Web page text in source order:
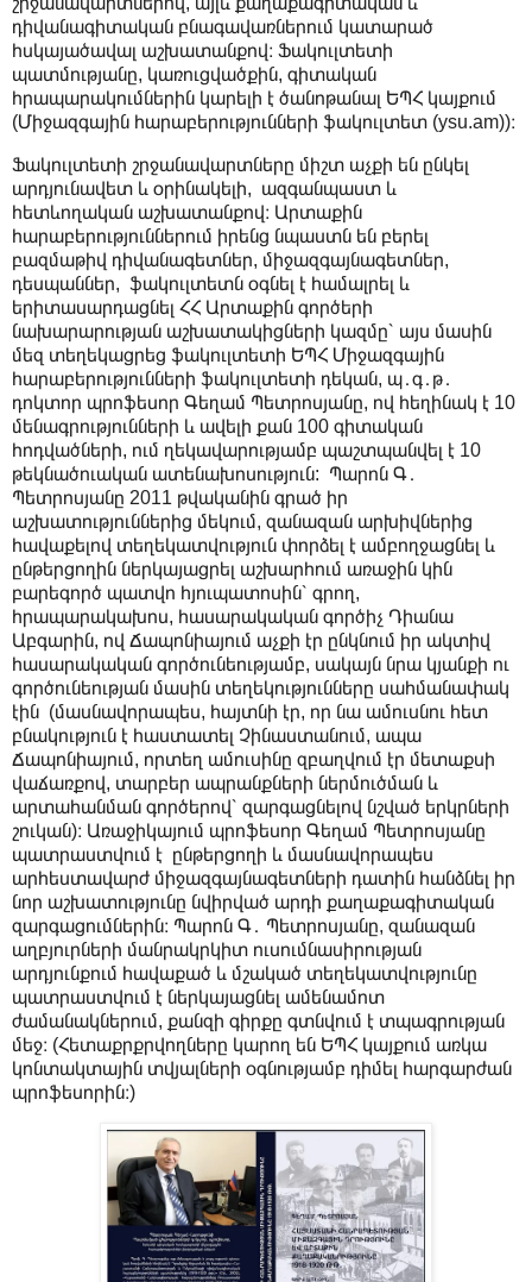
դիվանագիտական բնագավառներում կատարած
հսկայածավալ աշխատանքով։ Ֆակուլտետի
պատմությանը, կառուցվածքին, գիտական
հրապարակումներին կարելի է ծանոթանալ ԵՊՀ կայքում
(Միջազգային հարաբերությունների ֆակուլտետ (ysu.am))։
Ֆակուլտետի շրջանավարտները միշտ աչքի են ընկել
արդյունավետ և օրինակելի, ազգանպաստ և
հետևողական աշխատանքով։ Արտաքին
հարաբերություններում իրենց նպաստն են բերել
բազմաթիվ դիվանագետներ, միջազգայնագետներ,
դեսպաններ, ֆակուլտետն օգնել է համալրել և
երիտասարդացնել ՀՀ Արտաքին գործերի
նախարարության աշխատակիցների կազմը՝ այս մասին
մեզ տեղեկացրեց ֆակուլտետի ԵՊՀ Միջազգային
հարաբերությունների ֆակուլտետի դեկան, պ․գ․թ․
դոկտոր պրոֆեսոր Գեղամ Պետրոսյանը, ով հեղինակ է 10
մենագրությունների և ավելի քան 100 գիտական
հոդվածների, ում ղեկավարությամբ պաշտպանվել է 10
թեկնածուական ատենախոսություն: Պարոն Գ․
Պետրոսյանը 2011 թվականին գրած իր
աշխատություններից մեկում, զանազան արխիվներից
հավաքելով տեղեկատվություն փորձել է ամբողջացնել և
ընթերցողին ներկայացրել աշխարհում առաջին կին
բարեգործ պատվո հյուպատոսին՝ գրող,
հրապարակախոս, հասարակական գործիչ Դիանա
Աբգարին, ով Ճապոնիայում աչքի էր ընկնում իր ակտիվ
հասարակական գործունեությամբ, սակայն նրա կյանքի ու
գործունեության մասին տեղեկությունները սահմանափակ
էին (մասնավորապես, հայտնի էր, որ նա ամուսնու հետ
բնակություն է հաստատել Չինաստանում, ապա
Ճապոնիայում, որտեղ ամուսինը զբաղվում էր մետաքսի
վաճառքով, տարբեր ապրանքների ներմուծման և
արտահանման գործերով՝ զարգացնելով նշված երկրների
շուկան)։ Առաջիկայում պրոֆեսոր Գեղամ Պետրոսյանը
պատրաստվում է ընթերցողի և մասնավորապես
արհեստավարժ միջազգայնագետների դատին հանձնել իր
նոր աշխատությունը նվիրված արդի քաղաքագիտական
զարգացումներին։ Պարոն Գ․ Պետրոսյանը, զանազան
աղբյուրների մանրակրկիտ ուսումնասիրության
արդյունքում հավաքած և մշակած տեղեկատվությունը
պատրաստվում է ներկայացնել ամենամոտ
ժամանակներում, քանզի գիրքը գտնվում է տպագրության
մեջ։ (Հետաքրքրվողները կարող են ԵՊՀ կայքում առկա
կոնտակտային տվյալների օգնությամբ դիմել հարգարժան
պրոֆեսորին։)